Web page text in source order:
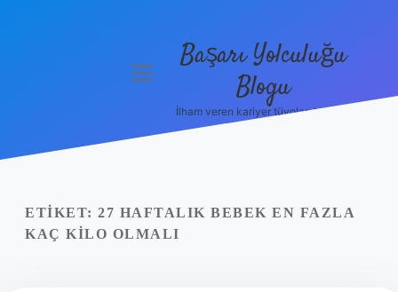
Yasal Uyarı
menüyüBaşarı Yolculuğu
Blogu
İlham veren kariyer tüyoları burada!
ETIKET: 27 HAFTALIK BEBEK EN FAZLA
KAÇ KILO OLMALI